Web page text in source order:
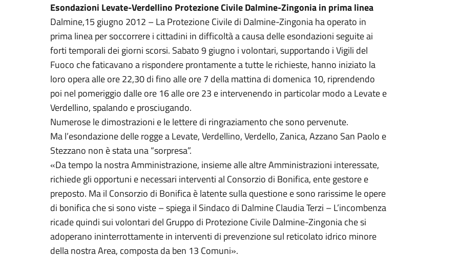
Esondazioni Levate-Verdellino Protezione Civile Dalmine-Zingonia in prima linea
Dalmine,15 giugno 2012 – La Protezione Civile di Dalmine-Zingonia ha operato in
prima linea per soccorrere i cittadini in difficoltà a causa delle esondazioni seguite ai
forti temporali dei giorni scorsi. Sabato 9 giugno i volontari, supportando i Vigili del
Fuoco che faticavano a rispondere prontamente a tutte le richieste, hanno iniziato la
loro opera alle ore 22,30 di fino alle ore 7 della mattina di domenica 10, riprendendo
poi nel pomeriggio dalle ore 16 alle ore 23 e intervenendo in particolar modo a Levate e
Verdellino, spalando e prosciugando.
Numerose le dimostrazioni e le lettere di ringraziamento che sono pervenute.
Ma l’esondazione delle rogge a Levate, Verdellino, Verdello, Zanica, Azzano San Paolo e
Stezzano non è stata una “sorpresa”.
«Da tempo la nostra Amministrazione, insieme alle altre Amministrazioni interessate,
richiede gli opportuni e necessari interventi al Consorzio di Bonifica, ente gestore e
preposto. Ma il Consorzio di Bonifica è latente sulla questione e sono rarissime le opere
di bonifica che si sono viste – spiega il Sindaco di Dalmine Claudia Terzi – L’incombenza
ricade quindi sui volontari del Gruppo di Protezione Civile Dalmine-Zingonia che si
adoperano ininterrottamente in interventi di prevenzione sul reticolato idrico minore
della nostra Area, composta da ben 13 Comuni».